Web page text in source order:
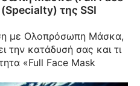
της SSI
με Ολοπρόσωπη Μάσκα,
την κατάδυσή σας και τι
«Full Face Mask